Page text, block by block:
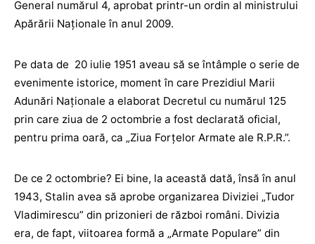
General numărul 4, aprobat printr-un ordin al ministrului
Apărării Naţionale în anul 2009.
Pe data de 20 iulie 1951 aveau să se întâmple o serie de
evenimente istorice, moment în care Prezidiul Marii
Adunări Naţionale a elaborat Decretul cu numărul 125
prin care ziua de 2 octombrie a fost declarată oficial,
pentru prima oară, ca „Ziua Forţelor Armate ale R.P.R.”.
De ce 2 octombrie? Ei bine, la această dată, însă în anul
1943, Stalin avea să aprobe organizarea Diviziei „Tudor
Vladimirescu” din prizonieri de război români. Divizia
era, de fapt, viitoarea formă a „Armate Populare” din